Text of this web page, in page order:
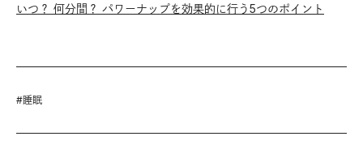
いつ？ 何分間？ パワーナップを効果的に行う5つのポイント
#睡眠